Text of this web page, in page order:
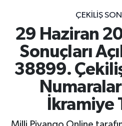
ÇEKILIŞ
29 Haziran
Sonuçları
38899.
İkramiye